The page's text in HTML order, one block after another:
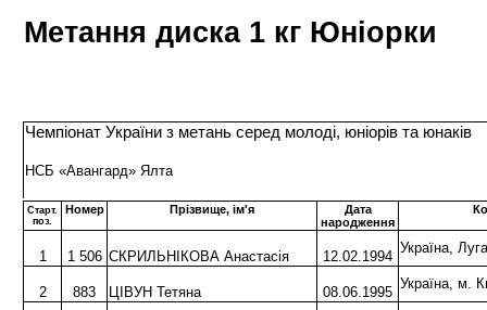
Метання диска 1 кг Юніорки
Чемпіонат України з метань серед молоді, юніорів та юнаків
НСБ «Авангард» Ялта
Старт.
поз.
Номер Прізвище, ім'я
Дата
народження
1 1 506 СКРИЛЬНІКОВА Анастасія 12.02.1994
Україна,
2 883 ЦІВУН Тетяна 08.06.1995
Україна, м.